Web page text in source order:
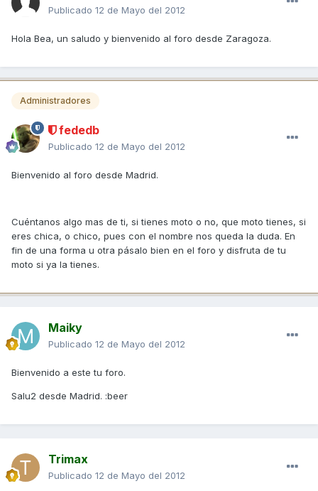
Publicado 12 de Mayo del 2012
Hola Bea, un saludo y bienvenido al foro desde Zaragoza.
Administradores
fededb
Publicado 12 de Mayo del 2012
Bienvenido al foro desde Madrid.
Cuéntanos algo mas de ti, si tienes moto o no, que moto tienes, si
eres chica, o chico, pues con el nombre nos queda la duda. En
fin de una forma u otra pásalo bien en el foro y disfruta de tu
moto si ya la tienes.
Maiky
Publicado 12 de Mayo del 2012
Bienvenido a este tu foro.
Salu2 desde Madrid. :beer
Trimax
Publicado 12 de Mayo del 2012